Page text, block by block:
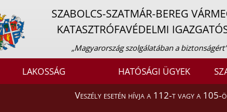
SZABOLCS-SZATMÁR-BEREG
KATASZTRÓFAVÉDELMI
„Magyarország szolgálatában a biztonságért”
LAKOSSÁG HATÓSÁGI ÜGYEK
Veszély esetén hívja a 112-t vagy a 105-